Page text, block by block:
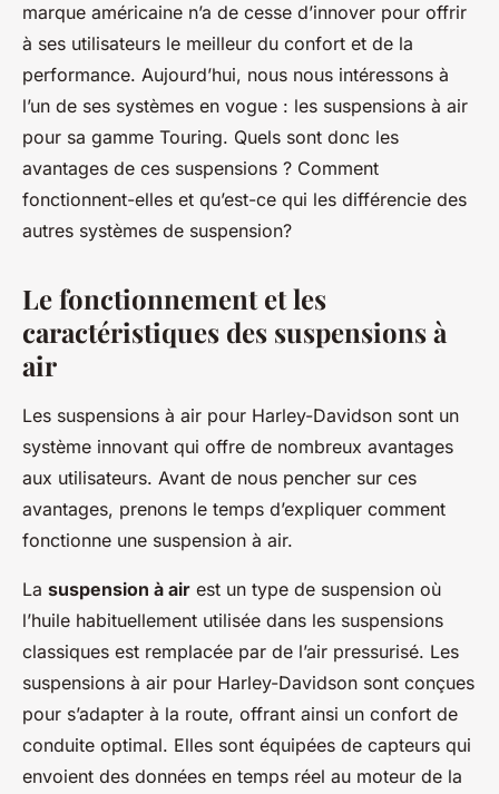
marque américaine n’a de cesse d’innover pour offrir
à ses utilisateurs le meilleur du confort et de la
performance. Aujourd’hui, nous nous intéressons à
l’un de ses systèmes en vogue : les suspensions à air
pour sa gamme Touring. Quels sont donc les
avantages de ces suspensions ? Comment
fonctionnent-elles et qu’est-ce qui les différencie des
autres systèmes de suspension?
Le fonctionnement et les
caractéristiques des suspensions à
air
Les suspensions à air pour Harley-Davidson sont un
système innovant qui offre de nombreux avantages
aux utilisateurs. Avant de nous pencher sur ces
avantages, prenons le temps d’expliquer comment
fonctionne une suspension à air.
La suspension à air est un type de suspension où
l’huile habituellement utilisée dans les suspensions
classiques est remplacée par de l’air pressurisé. Les
suspensions à air pour Harley-Davidson sont conçues
pour s’adapter à la route, offrant ainsi un confort de
conduite optimal. Elles sont équipées de capteurs qui
envoient des données en temps réel au moteur de la